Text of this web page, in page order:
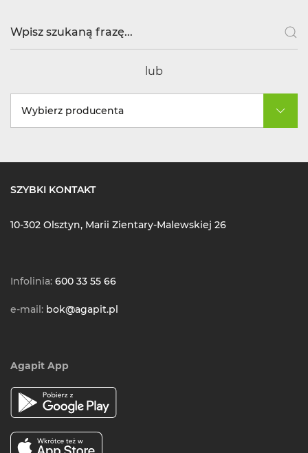
lub
Wybierz producenta
SZYBKI KONTAKT
10-302 Olsztyn, Marii Zientary-Malewskiej 26
Infolinia: 600 33 55 66
e-mail: bok@agapit.pl
Agapit App